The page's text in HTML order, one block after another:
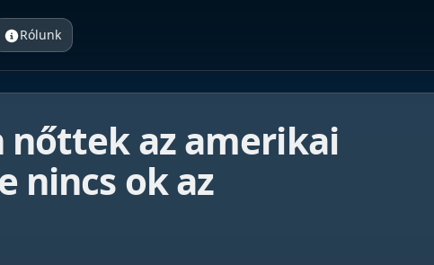
Rólunk
nőttek az amerikai
nincs ok az